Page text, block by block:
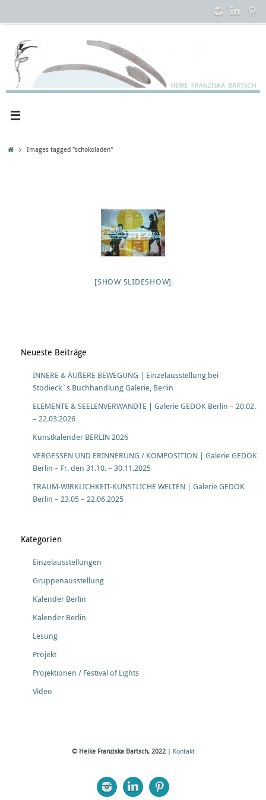
Startseite
Images tagged "schokoladen"
[SHOW SLIDESHOW]
Neueste Beiträge
INNERE & ÄUßERE BEWEGUNG | Einzelausstellung bei
Stodieck`s Buchhandlung Galerie, Berlin
ELEMENTE & SEELENVERWANDTE | Galerie GEDOK Berlin – 20.02.
– 22.03.2026
Kunstkalender BERLIN 2026
VERGESSEN UND ERINNERUNG / KOMPOSITION | Galerie GEDOK
Berlin – Fr. den 31.10. – 30.11.2025
TRAUM-WIRKLICHKEIT-KÜNSTLICHE WELTEN | Galerie GEDOK
Berlin – 23.05 – 22.06.2025
Kategorien
Einzelausstellungen
Gruppenausstellung
Kalender Berlin
Kalender Berlin
Lesung
Projekt
Projektionen / Festival of Lights
Video
© Heike Franziska Bartsch, 2022| Kontakt